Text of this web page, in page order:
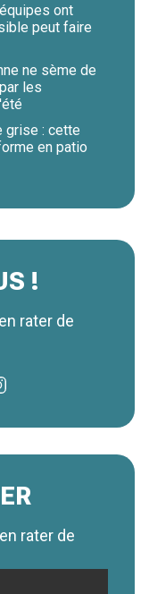
ont
peut faire
ne sème de
les
grise : cette
en patio
!
rater de
rater de